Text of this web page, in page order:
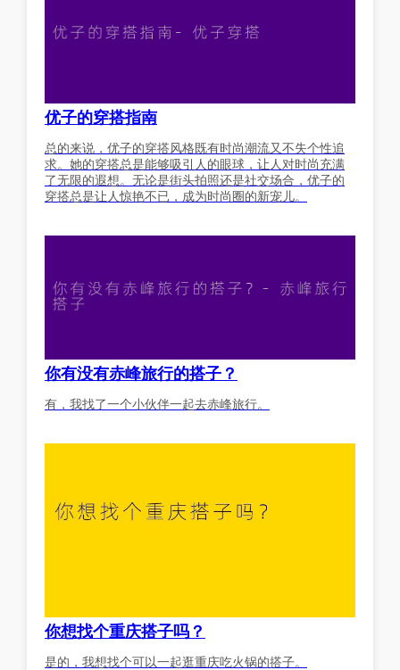
优子的穿搭指南
总的来说，优子的穿搭风格既有时尚潮流又不失个性追
求。她的穿搭总是能够吸引人的眼球，让人对时尚充满
了无限的遐想。无论是街头拍照还是社交场合，优子的
穿搭总是让人惊艳不已，成为时尚圈的新宠儿。
你有没有赤峰旅行的搭子？
有，我找了一个小伙伴一起去赤峰旅行。
你想找个重庆搭子吗？
是的，我想找个可以一起逛重庆吃火锅的搭子。